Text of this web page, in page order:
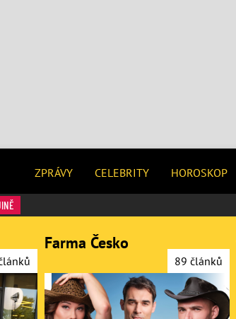
ZPRÁVY CELEBRITY HOROSKOP
Farma Česko
89 článků